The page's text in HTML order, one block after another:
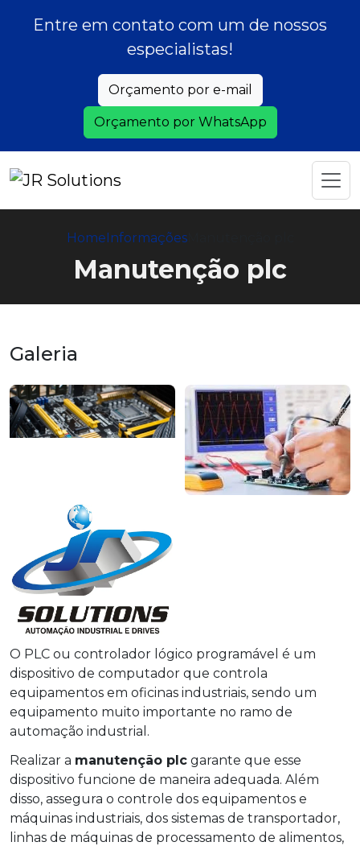
Entre em contato com um de nossos
especialistas!
Orçamento por e-mail
Orçamento por WhatsApp
HomeInformaçõesManutenção plc
Manutenção plc
Galeria
O PLC ou controlador lógico programável é um
dispositivo de computador que controla
equipamentos em oficinas industriais, sendo um
equipamento muito importante no ramo de
automação industrial.
Realizar a manutenção plc garante que esse
dispositivo funcione de maneira adequada. Além
disso, assegura o controle dos equipamentos e
máquinas industriais, dos sistemas de transportador,
linhas de máquinas de processamento de alimentos,